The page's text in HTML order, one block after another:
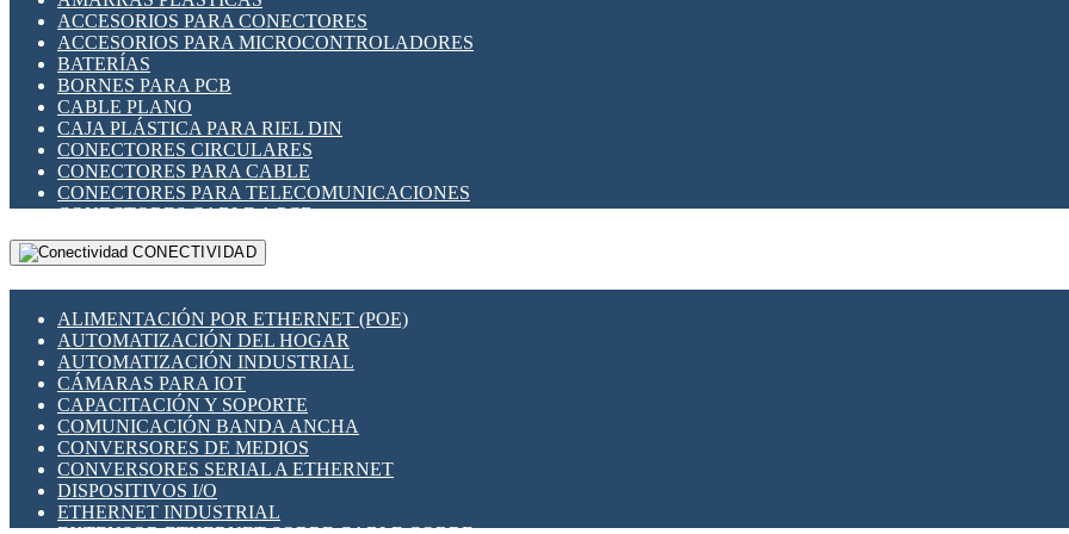
INDICADORES PARA PANEL
INTERFACES DE RELÉ
INTERRUPTORES FIN DE CARRERA
LLAVES CONMUTADORAS
MEDIDORES DE ENERGÍA Y TC'S DE CORRIENTE
MOTORES PASO A PASO
PANTALLAS HMI
PLC -CONTROLADORES LÓGICO PROGRAMABLES
PROGRAMADORES DE HORARIO
RELÉS DE PROTECCIÓN
SENSORES CAPACITIVOS
SENSORES INDUCTIVOS
TEMPORIZADORES
VARIACS
VARIADORES DE FRECUENCIA [VDF]
SECCIONADORES - INTERRUPTORES
MAQUINARIA
ACCESORIOS PARA CONECTORES
ACCESORIOS PARA MICROCONTROLADORES
BATERÍAS
BORNES PARA PCB
CABLE PLANO
CAJA PLÁSTICA PARA RIEL DIN
CONECTORES CIRCULARES
CONECTORES PARA CABLE
CONECTORES PARA TELECOMUNICACIONES
CONECTORES CABLE A PCB
CONECTORES PCB A CABLE
DIP SWITCHES
HERRAMIENTAS VARIAS
ILUMINACIÓN LED
INTERRUPTORES REED
INTERFACES DE RELÉ
OTROS RELÉS
PROTECCIÓN TÉRMICA
RELÉS AUTOMOTRICES
RELÉS DE SEÑAL
RELÉS DE ESTADO SÓLIDO SSR
RELÉS INDUSTRIALES
CONECTIVIDAD
ALIMENTACIÓN POR ETHERNET (POE)
AUTOMATIZACIÓN DEL HOGAR
AUTOMATIZACIÓN INDUSTRIAL
CÁMARAS PARA IOT
CAPACITACIÓN Y SOPORTE
COMUNICACIÓN BANDA ANCHA
CONVERSORES DE MEDIOS
CONVERSORES SERIAL A ETHERNET
DISPOSITIVOS I/O
ETHERNET INDUSTRIAL